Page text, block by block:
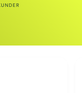
rabatt